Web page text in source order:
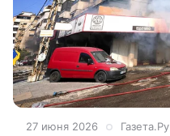
27 июня 2026 Газета.Ру